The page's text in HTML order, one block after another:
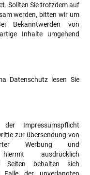
Sollten Sie trotzdem auf
werden, bitten wir um
Bekanntwerden von
Inhalte umgehend
Datenschutz lesen Sie
Impressumspflicht
zur übersendung von
Werbung und
ausdrücklich
Seiten behalten sich